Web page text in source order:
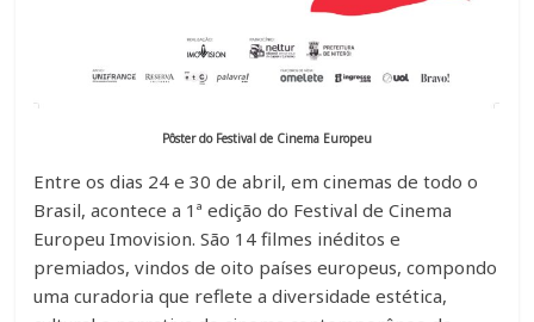
Pôster do Festival de Cinema Europeu
Entre os dias 24 e 30 de abril, em cinemas de todo o
Brasil, acontece a 1ª edição do Festival de Cinema
Europeu Imovision. São 14 filmes inéditos e
premiados, vindos de oito países europeus, compondo
uma curadoria que reflete a diversidade estética,